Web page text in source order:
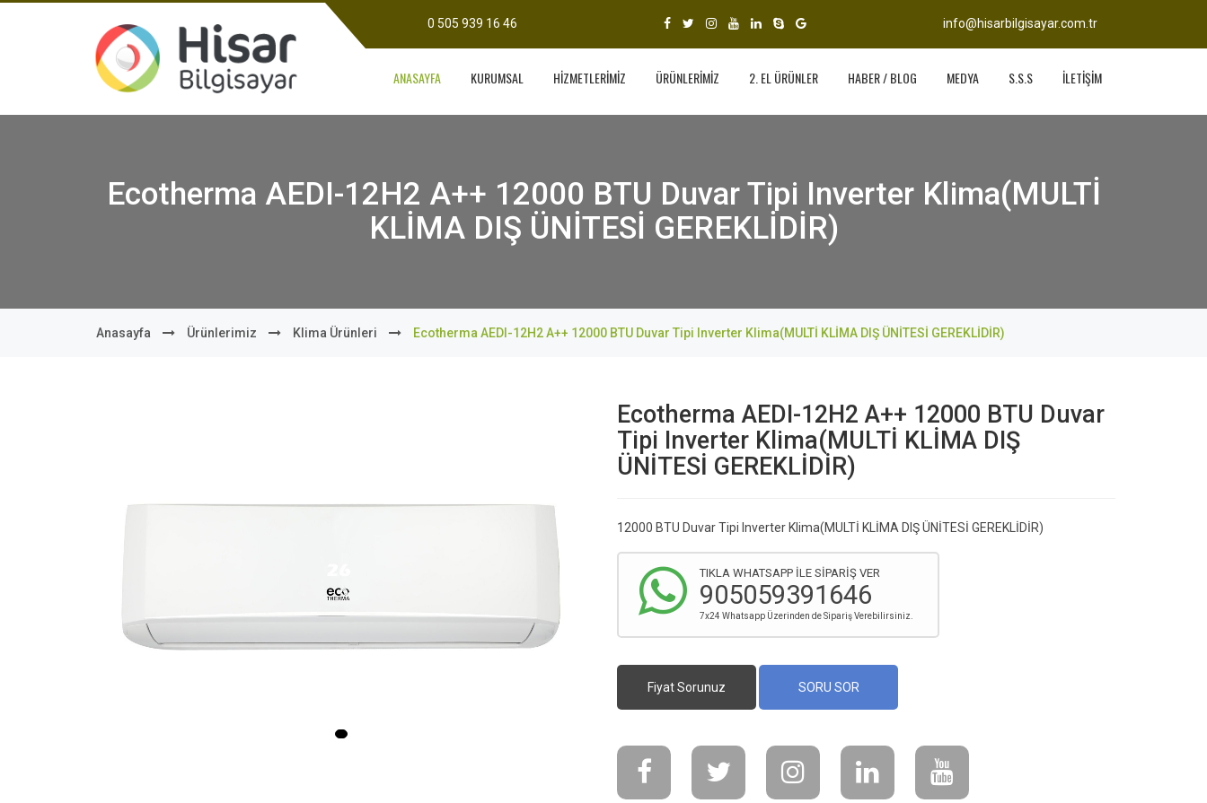
0 505 939 16 46 info@hisarbilgisayar.com.tr
ANASAYFA KURUMSAL HİZMETLERİMİZ ÜRÜNLERİMİZ 2. EL ÜRÜNLER HABER / BLOG MEDYA S.S.S İLETİŞİM
Ecotherma AEDI-12H2 A++ 12000 BTU Duvar Tipi Inverter Klima(MULTİ
KLİMA DIŞ ÜNİTESİ GEREKLİDİR)
Anasayfa Ürünlerimiz Klima Ürünleri Ecotherma AEDI-12H2 A++ 12000 BTU Duvar Tipi Inverter Klima(MULTİ KLİMA DIŞ ÜNİTESİ GEREKLİDİR)
Ecotherma AEDI-12H2 A++ 12000 BTU Duvar
Tipi Inverter Klima(MULTİ KLİMA DIŞ
ÜNİTESİ GEREKLİDİR)
12000 BTU Duvar Tipi Inverter Klima(MULTİ KLİMA DIŞ ÜNİTESİ GEREKLİDİR)
TIKLA WHATSAPP İLE SİPARİŞ VER
905059391646
7x24 Whatsapp Üzerinden de Sipariş Verebilirsiniz.
Fiyat Sorunuz SORU SOR